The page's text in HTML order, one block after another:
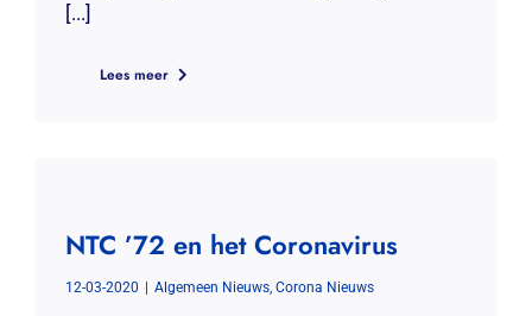
[...]
Lees meer
NTC ’72 en het Coronavirus
12-03-2020 | Algemeen Nieuws, Corona Nieuws